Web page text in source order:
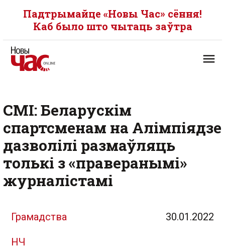
Падтрымайце «Новы Час» сёння!
Каб было што чытаць заўтра
СМІ: Беларускім
спартсменам на Алімпіядзе
дазволілі размаўляць
толькі з «праверанымі»
журналістамі
Грамадства 30.01.2022
НЧ